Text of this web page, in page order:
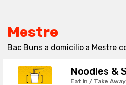
Mestre
Bao Buns a domicilio a Mestre
Noodles &
Eat in / Take Away